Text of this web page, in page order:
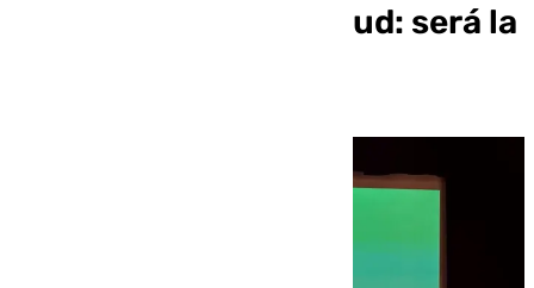
Europea de la Juventud: será la